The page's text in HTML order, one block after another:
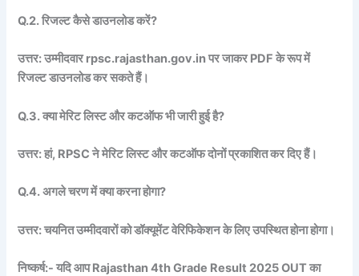
Q.2. रिजल्ट कैसे डाउनलोड करें?
उत्तर: उम्मीदवार rpsc.rajasthan.gov.in पर जाकर PDF के रूप में
रिजल्ट डाउनलोड कर सकते हैं।
Q.3. क्या मेरिट लिस्ट और कटऑफ भी जारी हुई है?
उत्तर: हां, RPSC ने मेरिट लिस्ट और कटऑफ दोनों प्रकाशित कर दिए हैं।
Q.4. अगले चरण में क्या करना होगा?
उत्तर: चयनित उम्मीदवारों को डॉक्यूमेंट वेरिफिकेशन के लिए उपस्थित होना होगा।
निष्कर्ष:- यदि आप Rajasthan 4th Grade Result 2025 OUT का